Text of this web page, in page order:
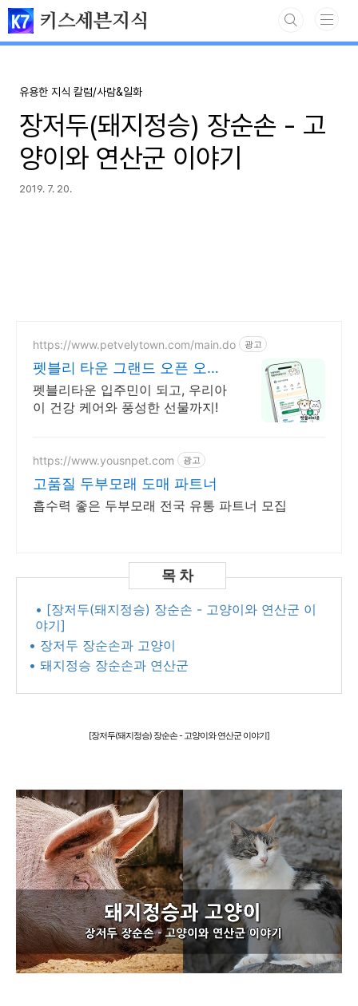
본문 바로가기
키스세븐지식
유용한 지식 칼럼/사람&일화
장저두(돼지정승) 장순손 - 고
양이와 연산군 이야기
2019. 7. 20.
https://www.petvelytown.com/main.do 광고
펫블리 타운 그랜드 오픈 오픈
이벤트 진행 중!
펫블리타운 입주민이 되고, 우리아
이 건강 케어와 풍성한 선물까지!
https://www.yousnpet.com 광고
고품질 두부모래 도매 파트너
흡수력 좋은 두부모래 전국 유통 파트너 모집
• [장저두(돼지정승) 장순손 - 고양이와 연산군 이
야기]
• 장저두 장순손과 고양이
• 돼지정승 장순손과 연산군
[장저두(돼지정승) 장순손 - 고양이와 연산군 이야기]